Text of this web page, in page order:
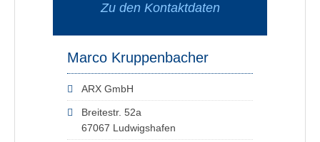
Zu den Kontaktdaten
Marco Kruppenbacher
ARX GmbH
Breitestr. 52a
67067 Ludwigshafen